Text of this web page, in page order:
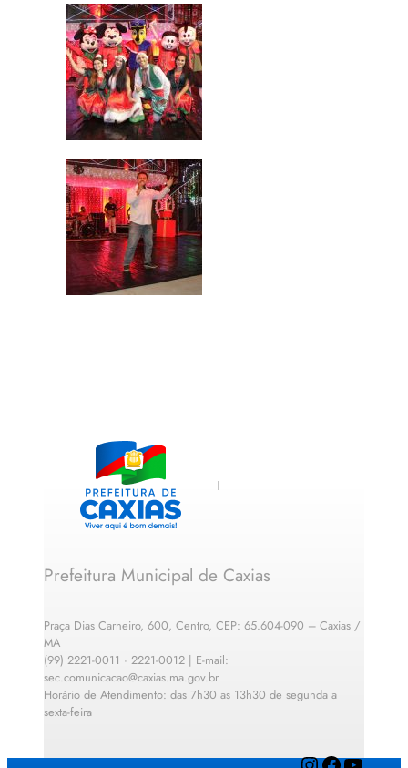
Prefeitura Municipal de Caxias
Praça Dias Carneiro, 600, Centro, CEP: 65.604-090 – Caxias /
MA
(99) 2221-0011 · 2221-0012 | E-mail:
sec.comunicacao@caxias.ma.gov.br
Horário de Atendimento: das 7h30 as 13h30 de segunda a
sexta-feira